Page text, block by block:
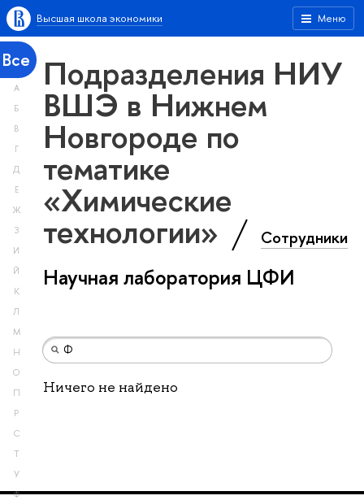
Меню
Высшая школа экономики
Все
А
Б
В
Г
Д
Е
Ж
З
И
Й
К
Л
М
Н
О
П
Р
С
Т
У
Ф
Подразделения НИУ
ВШЭ в Нижнем
Новгороде по
тематике
«Химические
технологии» Сотрудники
Научная лаборатория ЦФИ
Ничего не найдено